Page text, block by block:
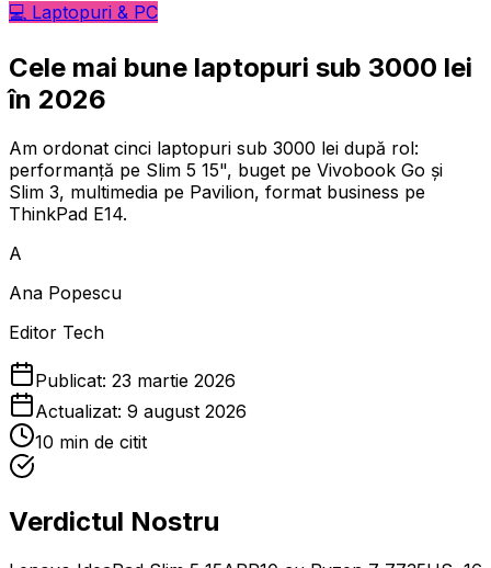
💻 Laptopuri & PC
Cele mai bune laptopuri sub 3000 lei
în 2026
Am ordonat cinci laptopuri sub 3000 lei după rol:
performanță pe Slim 5 15", buget pe Vivobook Go și
Slim 3, multimedia pe Pavilion, format business pe
ThinkPad E14.
A
Ana Popescu
Editor Tech
Publicat: 23 martie 2026
Actualizat: 9 august 2026
10 min de citit
Verdictul Nostru